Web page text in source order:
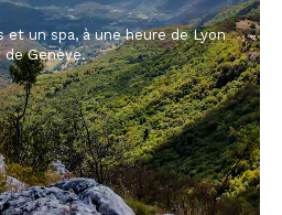
et un spa, à une heure de Lyon
de Genève.